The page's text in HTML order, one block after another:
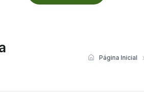
Página Inicial